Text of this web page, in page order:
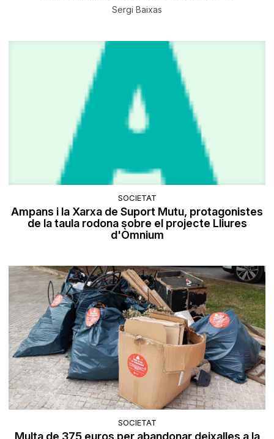
Sergi Baixas
SOCIETAT
Ampans i la Xarxa de Suport Mutu, protagonistes
de la taula rodona sobre el projecte Lliures
d'Òmnium
SOCIETAT
Multa de 375 euros per abandonar deixalles a la